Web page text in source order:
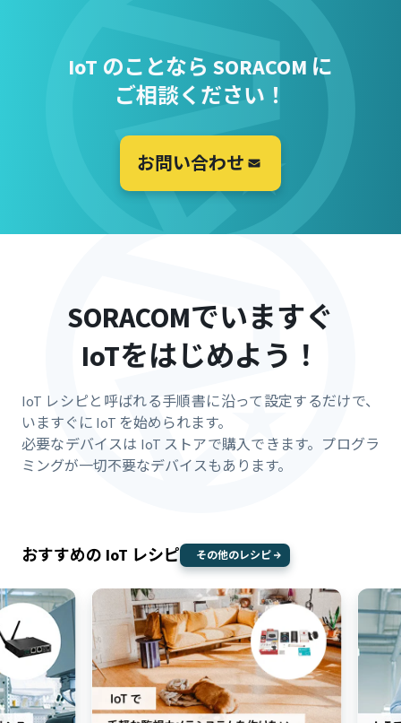
IoT のことなら SORACOM に
ご相談ください！
お問い合わせ
SORACOMでいますぐ
IoTをはじめよう！
IoT レシピと呼ばれる手順書に沿って設定するだけで、
いますぐに IoT を始められます。
必要なデバイスは IoT ストアで購入できます。プログラ
ミングが一切不要なデバイスもあります。
おすすめの IoT レシピ その他のレシピ